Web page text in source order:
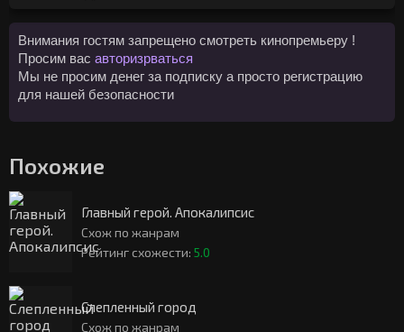
Внимания гостям запрещено смотреть кинопремьеру !
Просим вас авторизрваться
Мы не просим денег за подписку а просто регистрацию
для нашей безопасности
Похожие
Главный герой. Апокалипсис
Схож по жанрам
Рейтинг схожести: 5.0
Слепленный город
Схож по жанрам